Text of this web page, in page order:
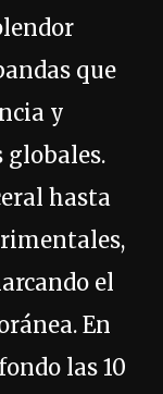
que
y
globales.
hasta
el
En
las 10